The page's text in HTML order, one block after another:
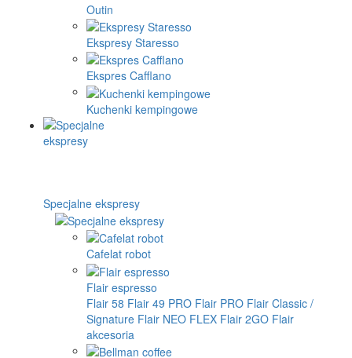
Outin
Ekspresy Staresso
Ekspres Cafflano
Kuchenki kempingowe
Specjalne ekspresy
Cafelat robot
Flair espresso
Flair 58 Flair 49 PRO Flair PRO Flair Classic /
Signature Flair NEO FLEX Flair 2GO Flair
akcesoria